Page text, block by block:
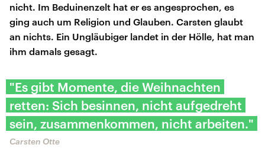
nicht. Im Beduinenzelt hat er es angesprochen, es
ging auch um Religion und Glauben. Carsten glaubt
an nichts. Ein Ungläubiger landet in der Hölle, hat man
ihm damals gesagt.
"Es gibt Momente, die Weihnachten
retten: Sich besinnen, nicht aufgedreht
sein, zusammenkommen, nicht arbeiten."
Carsten Otte